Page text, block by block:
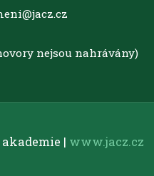
nejsou nahrávány)
| www.jacz.cz